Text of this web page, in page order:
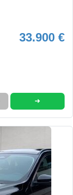
33.900 €
➜